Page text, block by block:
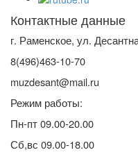
Контактные данные
г. Раменское, ул.
8(496)463-10-70
muzdesant@mail.ru
Режим работы:
Пн-пт 09.00-20.00
Сб,вс 09.00-18.00